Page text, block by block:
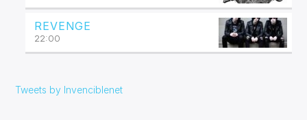
REVENGE
22:00
Tweets by Invenciblenet